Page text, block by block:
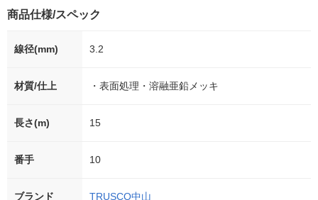
商品仕様/スペック
線径(mm) 3.2
材質/仕上 ・表面処理・溶融亜鉛メッキ
長さ(m) 15
番手 10
ブランド TRUSCO中山